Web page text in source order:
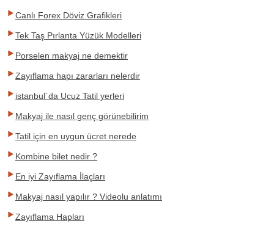
Canlı Forex Döviz Grafikleri
Tek Taş Pırlanta Yüzük Modelleri
Porselen makyaj ne demektir
Zayıflama hapı zararları nelerdir
istanbul´da Ucuz Tatil yerleri
Makyaj ile nasıl genç görünebilirim
Tatil için en uygun ücret nerede
Kombine bilet nedir ?
En iyi Zayıflama İlaçları
Makyaj nasıl yapılır ? Videolu anlatımı
Zayıflama Hapları